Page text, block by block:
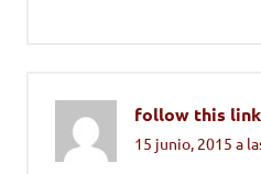
follow this link
15 junio, 2015 a